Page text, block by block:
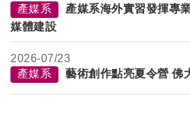
產媒系
產媒系海外實習發揮專
媒體建設
2026-07/23
產媒系
藝術創作點亮夏令營 佛